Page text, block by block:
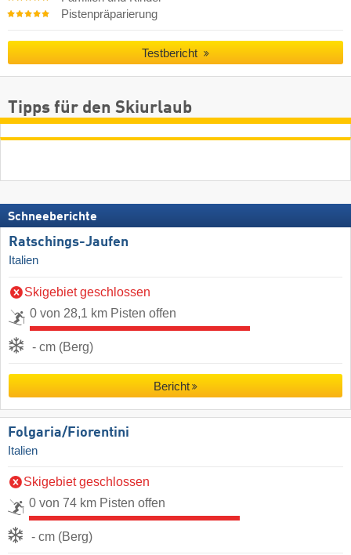
Pistenpräparierung
Testbericht
Tipps für den Skiurlaub
Schneeberichte
Ratschings-Jaufen
Italien
Skigebiet geschlossen
0 von 28,1 km Pisten offen
- cm (Berg)
Bericht
Folgaria/​Fiorentini
Italien
Skigebiet geschlossen
0 von 74 km Pisten offen
- cm (Berg)